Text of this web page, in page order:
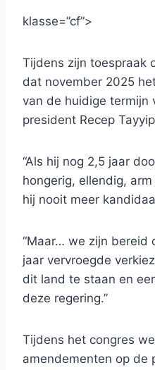
klasse=”cf”>
Tijdens zijn toespraak
dat november 2025
van de huidige termijn
president Recep
“Als hij nog 2,5 jaar
hongerig, ellendig,
hij nooit meer
“Maar… we zijn bereid
jaar vervroegde
dit land te staan ​​en
deze regering.”
Tijdens het congres
amendementen op de